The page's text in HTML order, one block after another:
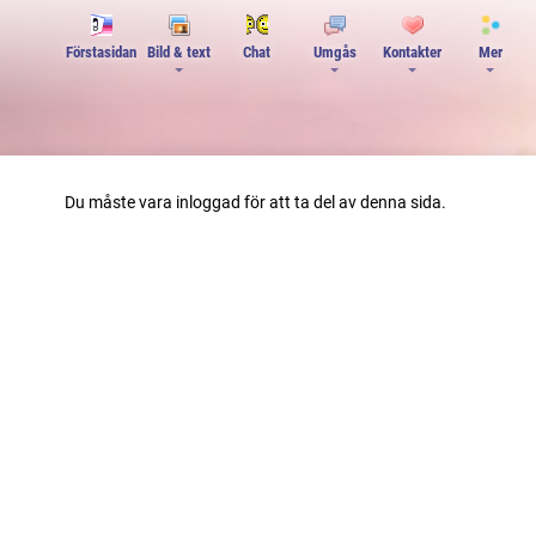
Förstasidan Bild & text Chat Umgås Kontakter Mer
Du måste vara inloggad för att ta del av denna sida.